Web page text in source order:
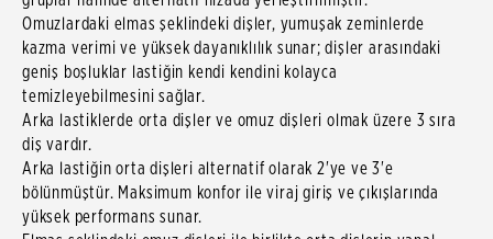
Omuzlardaki elmas şeklindeki dişler, yumuşak zeminlerde
kazma verimi ve yüksek dayanıklılık sunar; dişler arasındaki
geniş boşluklar lastiğin kendi kendini kolayca
temizleyebilmesini sağlar.
Arka lastiklerde orta dişler ve omuz dişleri olmak üzere 3 sıra
diş vardır.
Arka lastiğin orta dişleri alternatif olarak 2'ye ve 3'e
bölünmüştür. Maksimum konfor ile viraj giriş ve çıkışlarında
yüksek performans sunar.